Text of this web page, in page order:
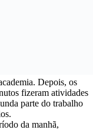
Depois, os
fizeram atividades
parte do trabalho
da manhã,